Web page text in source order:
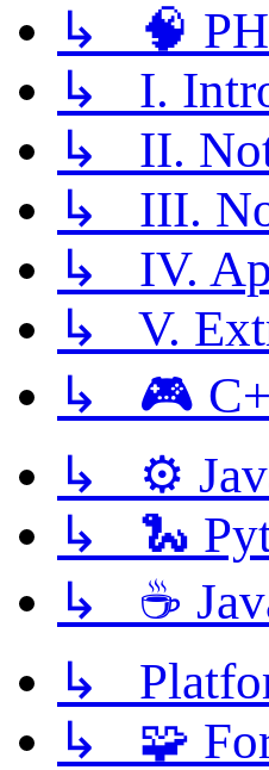
↳ 🧠
↳ I.
↳ II.
↳ III.
↳ IV.
↳ V.
↳ 🎮
↳ ⚙️
↳ 🐍
↳ ☕
↳
↳ 🧩